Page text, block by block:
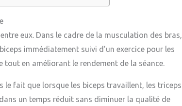
eux. Dans le cadre de la musculation des bras,
immédiatement suivi d’un exercice pour les
en améliorant le rendement de la séance.
le fait que lorsque les biceps travaillent, les triceps
un temps réduit sans diminuer la qualité de